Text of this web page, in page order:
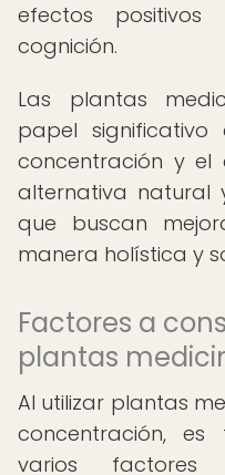
efectos
cognición.
Las plantas
papel
concentración y el
alternativa natural
que buscan
manera holística y
Factores a
plantas
Al utilizar plantas
concentración, es
varios